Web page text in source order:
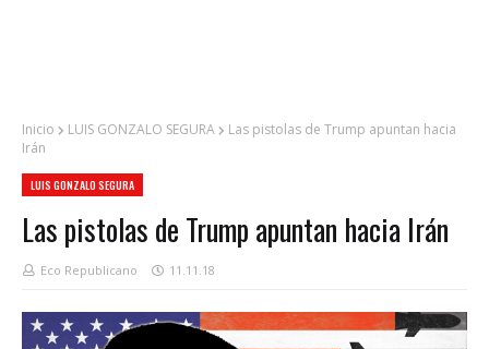
Inicio LUIS GONZALO SEGURA
Las pistolas de Trump apuntan hacia
Irán
LUIS GONZALO SEGURA
Las pistolas de Trump apuntan hacia Irán
Eco Republicano 11.11.18